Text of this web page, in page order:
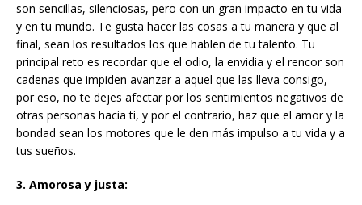
son sencillas, silenciosas, pero con un gran impacto en tu vida
y en tu mundo. Te gusta hacer las cosas a tu manera y que al
final, sean los resultados los que hablen de tu talento. Tu
principal reto es recordar que el odio, la envidia y el rencor son
cadenas que impiden avanzar a aquel que las lleva consigo,
por eso, no te dejes afectar por los sentimientos negativos de
otras personas hacia ti, y por el contrario, haz que el amor y la
bondad sean los motores que le den más impulso a tu vida y a
tus sueños.
3. Amorosa y justa: